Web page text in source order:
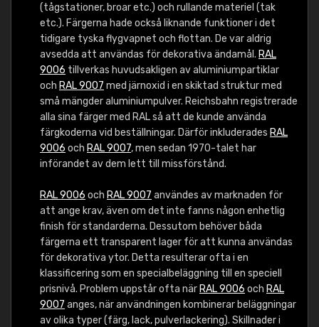
(tågstationer, broar etc.) och rullande materiel (tak
etc.). Färgerna hade också liknande funktioner i det
tidigare tyska flygvapnet och flottan. De var aldrig
avsedda att användas för dekorativa ändamål. RAL
9006 tillverkas huvudsakligen av aluminiumpartiklar
och RAL 9007 med järnoxid i en skiktad struktur med
små mängder aluminiumpulver. Reichsbahn registrerade
alla sina färger med RAL så att de kunde använda
färgkoderna vid beställningar. Därför inkluderades RAL
9006 och RAL 9007, men sedan 1970-talet har
införandet av dem lett till missförstånd.
RAL 9006 och RAL 9007 användes av marknaden för
att ange krav, även om det inte fanns någon enhetlig
finish för standarderna. Dessutom behöver båda
färgerna ett transparent lager för att kunna användas
för dekorativa ytor. Detta resulterar ofta i en
klassificering som en specialbeläggning till en speciell
prisnivå. Problem uppstår ofta när RAL 9006 och RAL
9007 anges, när användningen kombinerar beläggningar
av olika typer (färg, lack, pulverlackering). Skillnader i